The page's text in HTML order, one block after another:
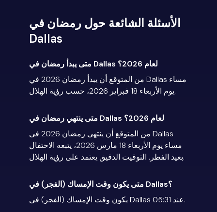
الأسئلة الشائعة حول رمضان في
Dallas
متى يبدأ رمضان في Dallas لعام 2026؟
من المتوقع أن يبدأ رمضان 2026 في Dallas مساء
يوم الأربعاء 18 فبراير 2026، حسب رؤية الهلال.
متى ينتهي رمضان في Dallas لعام 2026؟
من المتوقع أن ينتهي رمضان 2026 في Dallas
مساء يوم الأربعاء 18 مارس 2026، يتبعه الاحتفال
بعيد الفطر. التوقيت الدقيق يعتمد على رؤية الهلال.
متى يكون وقت الإمساك (الفجر) في Dallas؟
يكون وقت الإمساك (الفجر) في Dallas عند 05:31.